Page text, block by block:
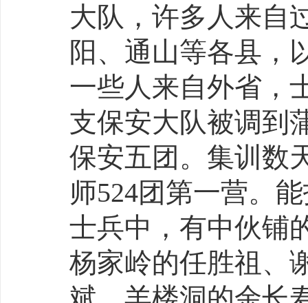
大队，许多人来自
阳、通山等各县，
一些人来自外省，
支保安大队被调到
保安五团。集训数
师524团第一营。
士兵中，有中伙铺
杨家岭的任胜祖、